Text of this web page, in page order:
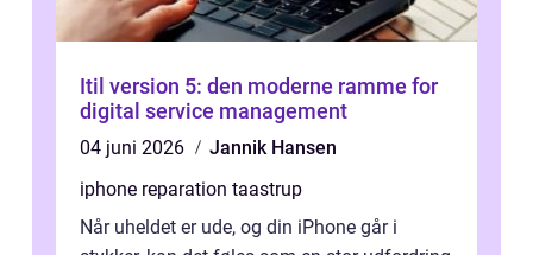
Itil version 5: den moderne ramme for
digital service management
04 juni 2026
Jannik Hansen
iphone reparation taastrup
Når uheldet er ude, og din iPhone går i